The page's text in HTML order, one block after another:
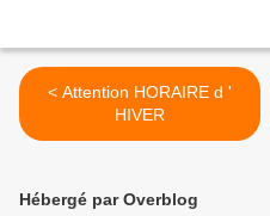
< Attention HORAIRE d '
HIVER
Hébergé par Overblog